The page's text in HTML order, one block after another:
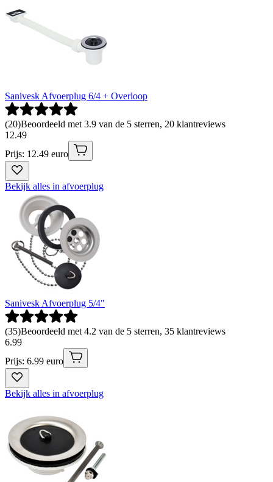
Sanivesk Afvoerplug 6/4 + Overloop
(20)Beoordeeld met 3.9 van de 5 sterren, 20 klantreviews
12.49
Prijs: 12.49 euro
Bekijk alles in afvoerplug
Sanivesk Afvoerplug 5/4"
(35)Beoordeeld met 4.2 van de 5 sterren, 35 klantreviews
6.99
Prijs: 6.99 euro
Bekijk alles in afvoerplug